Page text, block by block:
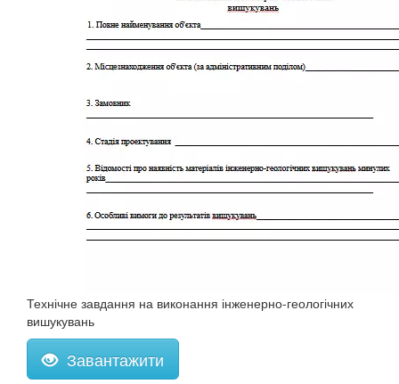
Технічне завдання на виконання інженерно-геологічних
вишукувань
Завантажити